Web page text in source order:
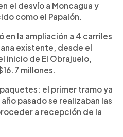
el desvío a Moncagua y
como el Papalón.
en la ampliación a 4 carriles
existente, desde el
inicio de El Obrajuelo,
millones.
el primer tramo ya
pasado se realizaban las
a recepción de la